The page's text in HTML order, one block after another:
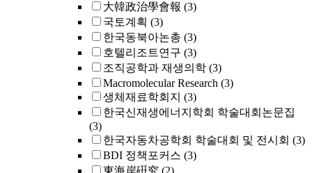
大韓政治學會報 (3)
국토계획 (3)
한국동북아논총 (3)
호텔리조트연구 (3)
조직공학과 재생의학 (3)
Macromolecular Research (3)
생체재료학회지 (3)
한국신재생에너지학회 학술대회논문집
(3)
한국자동차공학회 학술대회 및 전시회 (3)
BDI 정책포커스 (3)
東海岸硏究 (2)